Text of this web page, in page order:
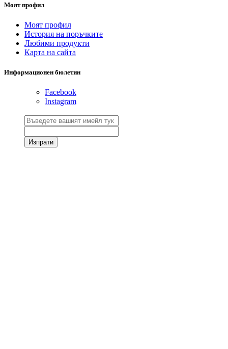
Моят профил
Моят профил
История на поръчките
Любими продукти
Карта на сайта
Информационен бюлетин
Facebook
Instagram